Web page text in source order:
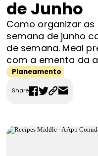
FAQS
Contactos
de Junho
Como organizar
semana de junho
de semana. Meal
com a ementa da
Planeamento
Share